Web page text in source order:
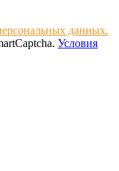
данных.
Условия